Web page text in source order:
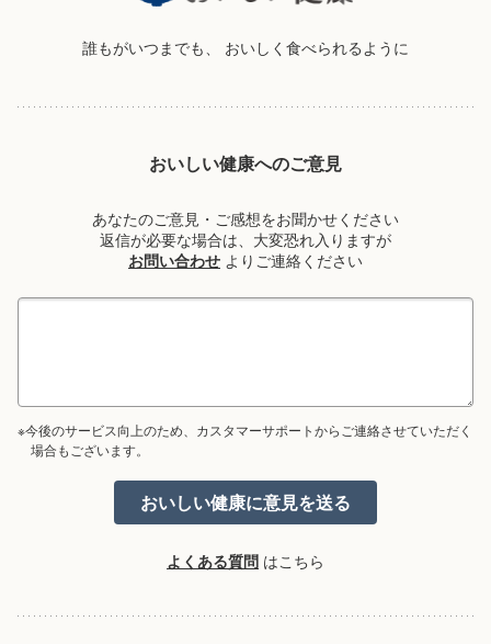
誰もがいつまでも、 おいしく食べられるように
おいしい健康へのご意見
あなたのご意見・ご感想をお聞かせください
返信が必要な場合は、大変恐れ入りますが
お問い合わせ よりご連絡ください
※今後のサービス向上のため、カスタマーサポートからご連絡させていただく
場合もございます。
よくある質問 はこちら